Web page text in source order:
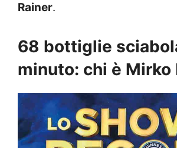
Rainer.
68 bottiglie
minuto: chi è Mirko